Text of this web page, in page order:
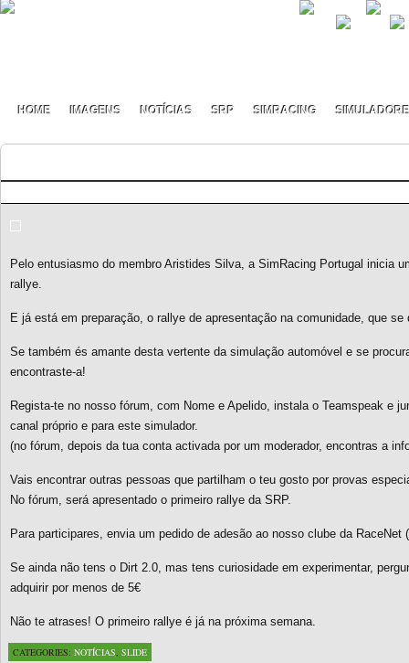
HOME IMAGENS NOTÍCIAS SRP SIMRACING
Pelo entusiasmo do membro Aristides Silva, a SimRacing Portugal inicia
rallye.
E já está em preparação, o rallye de apresentação na comunidade, que
Se também és amante desta vertente da simulação automóvel e se
encontraste-a!
Regista-te no nosso fórum, com Nome e Apelido, instala o Teamspeak e
canal próprio e para este simulador.
(no fórum, depois da tua conta activada por um moderador, encontras a
Vais encontrar outras pessoas que partilham o teu gosto por provas
No fórum, será apresentado o primeiro rallye da SRP.
Para participares, envia um pedido de adesão ao nosso clube da RaceNet
Se ainda não tens o Dirt 2.0, mas tens curiosidade em experimentar,
adquirir por menos de 5€
Não te atrases! O primeiro rallye é já na próxima semana.
CATEGORIES: NOTÍCIAS, SLIDE